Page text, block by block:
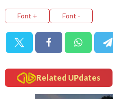
Font + Font -
Related UPdates